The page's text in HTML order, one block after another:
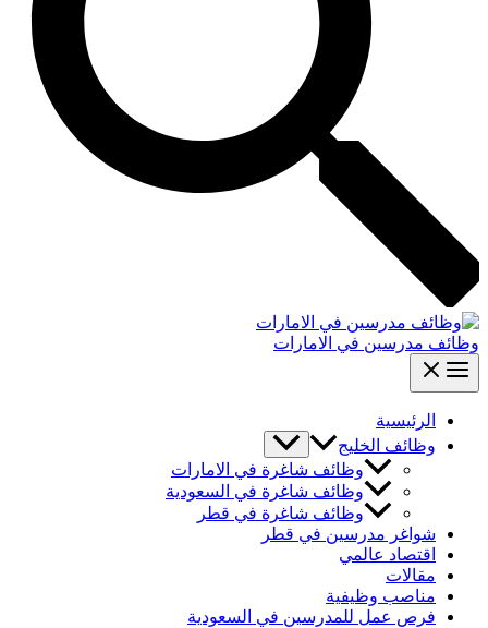
وظائف مدرسين في الامارات
الرئيسية
وظائف الخليج
وظائف شاغرة في الامارات
وظائف شاغرة في السعودية
وظائف شاغرة في قطر
شواغر مدرسين في قطر
اقتصاد عالمي
مقالات
مناصب وظيفية
فرص عمل للمدرسين في السعودية